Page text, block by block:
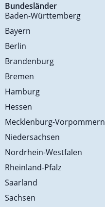
Bundesländer
Baden-Württemberg
Bayern
Berlin
Brandenburg
Bremen
Hamburg
Hessen
Mecklenburg-Vorpommern
Niedersachsen
Nordrhein-Westfalen
Rheinland-Pfalz
Saarland
Sachsen